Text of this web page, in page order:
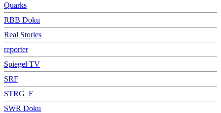
Quarks
RBB Doku
Real Stories
reporter
Spiegel TV
SRF
STRG_F
SWR Doku